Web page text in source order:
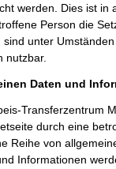
werden. Dies ist in
Person die
unter
nutzbar.
Daten und
Transferzentrum
durch eine
Reihe von
Informationen